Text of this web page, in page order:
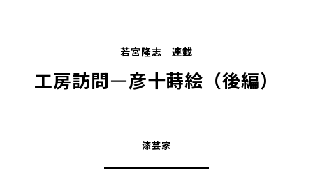
若宮隆志 連載
工房訪問―彦十蒔絵（後編）
漆芸家